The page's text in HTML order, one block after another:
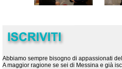
Abbiamo sempre bisogno di appassionati
A maggior ragione se sei di Messina e già